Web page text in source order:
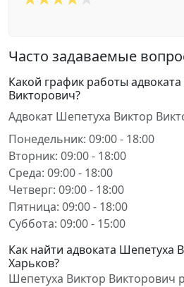
Часто задаваемые
Какой график работы
Викторович?
Адвокат Шепетуха Виктор
Понедельник: 09:00 - 18:00
Вторник: 09:00 - 18:00
Среда: 09:00 - 18:00
Четверг: 09:00 - 18:00
Пятница: 09:00 - 18:00
Суббота: 09:00 - 15:00
Как найти адвоката Шепетуха
Харьков?
Шепетуха Виктор Викторович